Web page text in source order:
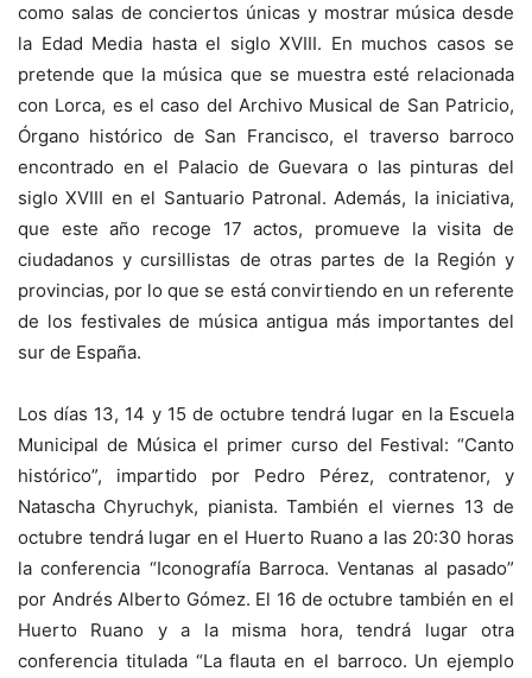
como salas de conciertos únicas y mostrar música desde
la Edad Media hasta el siglo XVIII. En muchos casos se
pretende que la música que se muestra esté relacionada
con Lorca, es el caso del Archivo Musical de San Patricio,
Órgano histórico de San Francisco, el traverso barroco
encontrado en el Palacio de Guevara o las pinturas del
siglo XVIII en el Santuario Patronal. Además, la iniciativa,
que este año recoge 17 actos, promueve la visita de
ciudadanos y cursillistas de otras partes de la Región y
provincias, por lo que se está convirtiendo en un referente
de los festivales de música antigua más importantes del
sur de España.
Los días 13, 14 y 15 de octubre tendrá lugar en la Escuela
Municipal de Música el primer curso del Festival: “Canto
histórico”, impartido por Pedro Pérez, contratenor, y
Natascha Chyruchyk, pianista. También el viernes 13 de
octubre tendrá lugar en el Huerto Ruano a las 20:30 horas
la conferencia “Iconografía Barroca. Ventanas al pasado”
por Andrés Alberto Gómez. El 16 de octubre también en el
Huerto Ruano y a la misma hora, tendrá lugar otra
conferencia titulada “La flauta en el barroco. Un ejemplo